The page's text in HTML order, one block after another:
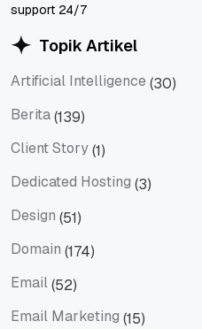
support 24/7
Topik Artikel
Artificial Intelligence (30)
Berita(139)
Client Story(1)
Dedicated Hosting (3)
Design (51)
Domain (174)
Email(52)
Email Marketing (15)